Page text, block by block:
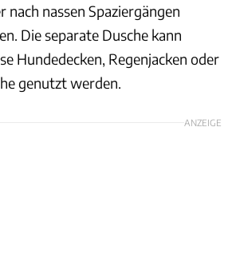
nach nassen Spaziergängen
Die separate Dusche kann
Hundedecken, Regenjacken oder
genutzt werden.
ANZEIGE